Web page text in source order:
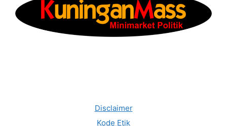
Disclaimer
Kode Etik